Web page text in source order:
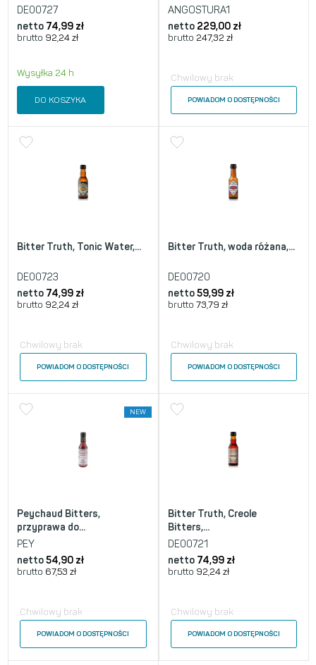
DE00727
netto 74,99 zł
brutto 92,24 zł
Wysyłka 24 h
DO KOSZYKA
ANGOSTURA1
netto 229,00 zł
brutto 247,32 zł
Chwilowy brak
POWIADOM O DOSTĘPNOŚCI
Bitter Truth, Tonic Water,...
DE00723
netto 74,99 zł
brutto 92,24 zł
Chwilowy brak
POWIADOM O DOSTĘPNOŚCI
Bitter Truth, woda różana,...
DE00720
netto 59,99 zł
brutto 73,79 zł
Chwilowy brak
POWIADOM O DOSTĘPNOŚCI
NEW
Peychaud Bitters,
przyprawa do...
PEY
netto54,90 zł
brutto 67,53 zł
Chwilowy brak
POWIADOM O DOSTĘPNOŚCI
Bitter Truth, Creole
Bitters,...
DE00721
netto 74,99 zł
brutto 92,24 zł
Chwilowy brak
POWIADOM O DOSTĘPNOŚCI